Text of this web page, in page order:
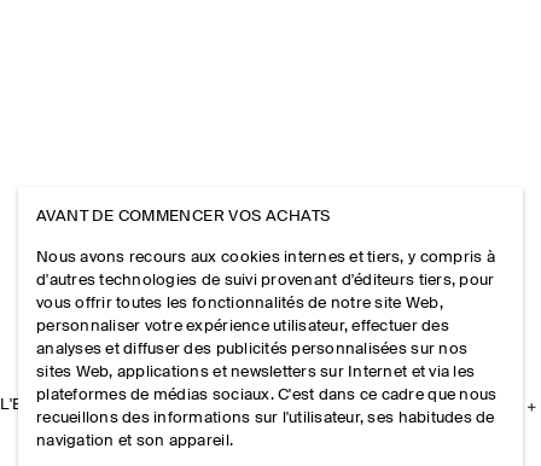
L'ENTREPRISE
AVANT DE COMMENCER VOS ACHATS
Nous avons recours aux cookies internes et tiers, y compris à
d'autres technologies de suivi provenant d'éditeurs tiers, pour
vous offrir toutes les fonctionnalités de notre site Web,
personnaliser votre expérience utilisateur, effectuer des
analyses et diffuser des publicités personnalisées sur nos
sites Web, applications et newsletters sur Internet et via les
plateformes de médias sociaux. C'est dans ce cadre que nous
recueillons des informations sur l'utilisateur, ses habitudes de
navigation et son appareil.